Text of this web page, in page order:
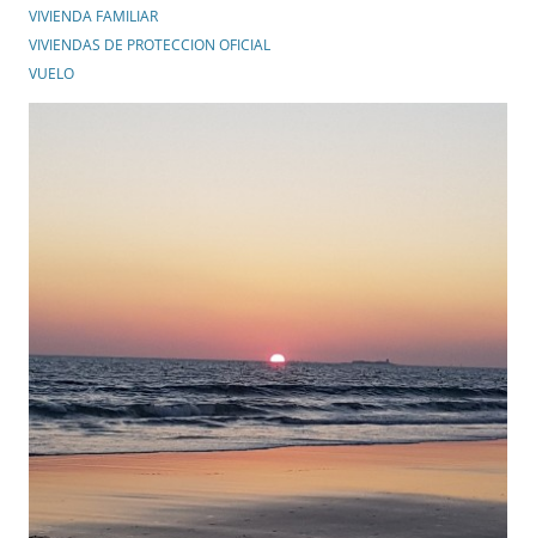
VIVIENDA FAMILIAR
VIVIENDAS DE PROTECCION OFICIAL
VUELO